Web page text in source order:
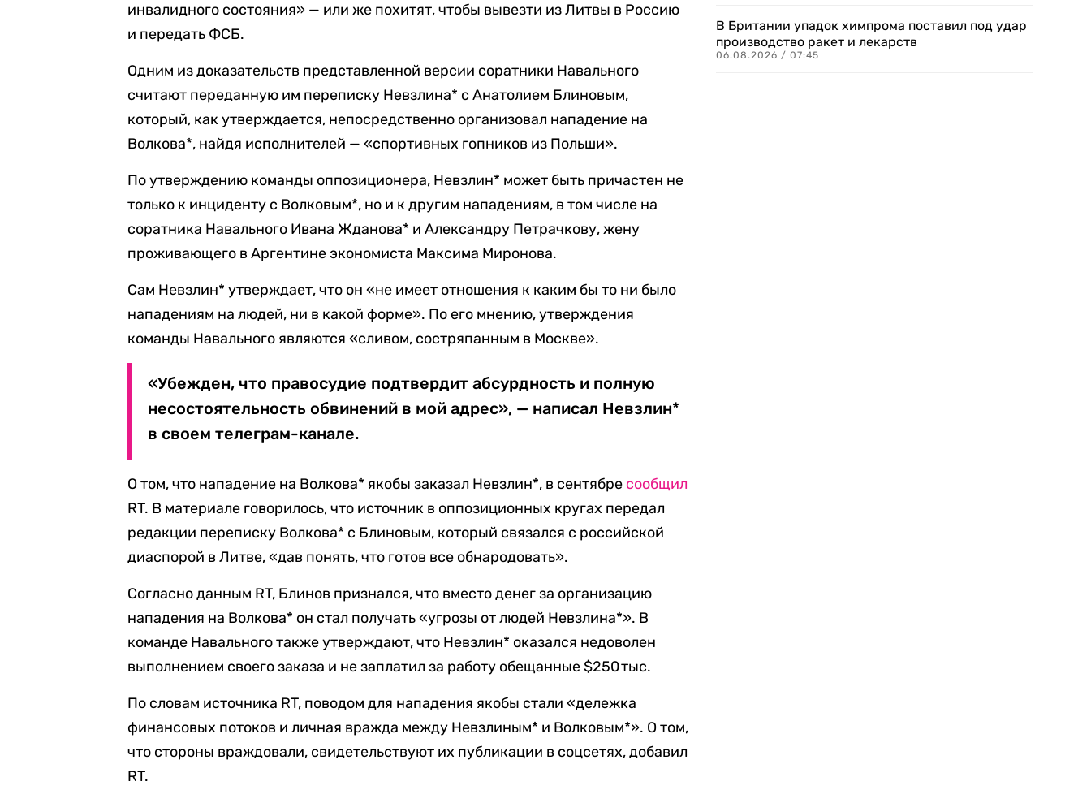
инвалидного состояния» — или же похитят, чтобы вывезти из Литвы в Россию
и передать ФСБ.
Одним из доказательств представленной версии соратники Навального
считают переданную им переписку Невзлина* с Анатолием Блиновым,
который, как утверждается, непосредственно организовал нападение на
Волкова*, найдя исполнителей — «спортивных гопников из Польши».
По утверждению команды оппозиционера, Невзлин* может быть причастен не
только к инциденту с Волковым*, но и к другим нападениям, в том числе на
соратника Навального Ивана Жданова* и Александру Петрачкову, жену
проживающего в Аргентине экономиста Максима Миронова.
Сам Невзлин* утверждает, что он «не имеет отношения к каким бы то ни было
нападениям на людей, ни в какой форме». По его мнению, утверждения
команды Навального являются «сливом, состряпанным в Москве».
«Убежден, что правосудие подтвердит абсурдность и полную
несостоятельность обвинений в мой адрес», — написал Невзлин*
в своем телеграм-канале.
О том, что нападение на Волкова* якобы заказал Невзлин*, в сентябре сообщил
RT. В материале говорилось, что источник в оппозиционных кругах передал
редакции переписку Волкова* с Блиновым, который связался с российской
диаспорой в Литве, «дав понять, что готов все обнародовать».
Согласно данным RT, Блинов признался, что вместо денег за организацию
нападения на Волкова* он стал получать «угрозы от людей Невзлина*». В
команде Навального также утверждают, что Невзлин* оказался недоволен
выполнением своего заказа и не заплатил за работу обещанные $250 тыс.
По словам источника RT, поводом для нападения якобы стали «дележка
финансовых потоков и личная вражда между Невзлиным* и Волковым*». О том,
что стороны враждовали, свидетельствуют их публикации в соцсетях, добавил
RT.
В Британии упадок химпрома поставил под удар
производство ракет и лекарств
06.08.2026 / 07:45